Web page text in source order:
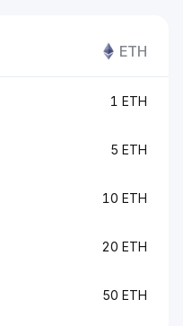
ETH
1 ETH
5 ETH
10 ETH
20 ETH
50 ETH